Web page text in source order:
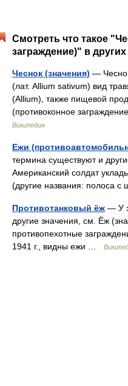
Смотреть что такое
заграждение)" в
Чеснок (значения) —
(лат. Allium sativum) вид
(Allium), также пищевой
(противоконное
Википедия
Ежи
термина существуют и
Американский солдат
(другие названия: полоса
Противотанковый ёж — У
другие значения, см. Ёж
противопехотные
1941 г., видны ежи …